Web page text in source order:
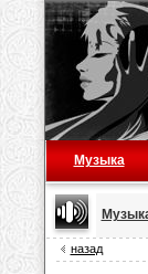
Музыка
назад